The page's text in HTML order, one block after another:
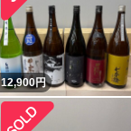
12,900円